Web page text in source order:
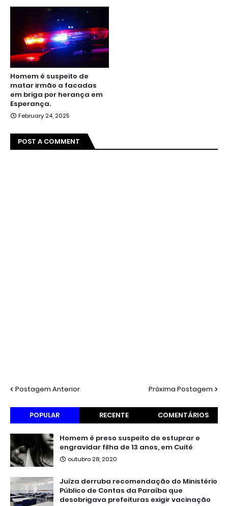
Homem é suspeito de
matar irmão a facadas
em briga por herança em
Esperança.
February 24, 2025
POST A COMMENT
Postagem Anterior Próxima Postagem
POPULAR RECENTE COMENTÁRIOS
Homem é preso suspeito de estuprar e
engravidar filha de 13 anos, em Cuité
outubro 28, 2020
Juíza derruba recomendação do Ministério
Público de Contas da Paraíba que
desobrigava prefeituras exigir vacinação